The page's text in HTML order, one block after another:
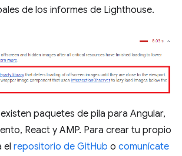
de los informes de Lighthouse.
paquetes de pila para Angular,
React y AMP. Para crear tu propio
el repositorio de GitHub o comunícate